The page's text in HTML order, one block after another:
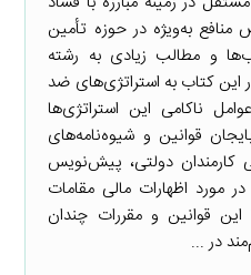
به‌ویژه در حوزه تأمین
و مطالب زیادی به رشته
این کتاب به استراتژی‌های ضد
ناکامی این استراتژی‌ها
قوانین و شیوه‌نامه‌های
کارمندان دولتی، پیش‌نویس
مورد اظهارات مالی مقامات
قوانین و مقررات چندان
در ...